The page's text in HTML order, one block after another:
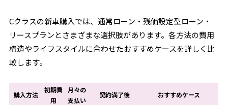
Cクラスの新車購入では、通常ローン・残価設定型ローン・
リースプランとさまざまな選択肢があります。各方法の費用
構造やライフスタイルに合わせたおすすめケースを詳しく比
較します。
購入方法
初期費
用
月々の
支払い
契約満了後 おすすめケース